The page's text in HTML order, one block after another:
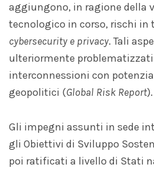
aggiungono, in ragione della
tecnologico in corso, rischi in
cybersecurity e privacy. Tali
ulteriormente
interconnessioni con
geopolitici (Global Risk Report).
Gli impegni assunti in sede
gli Obiettivi di Sviluppo
poi ratificati a livello di Stati